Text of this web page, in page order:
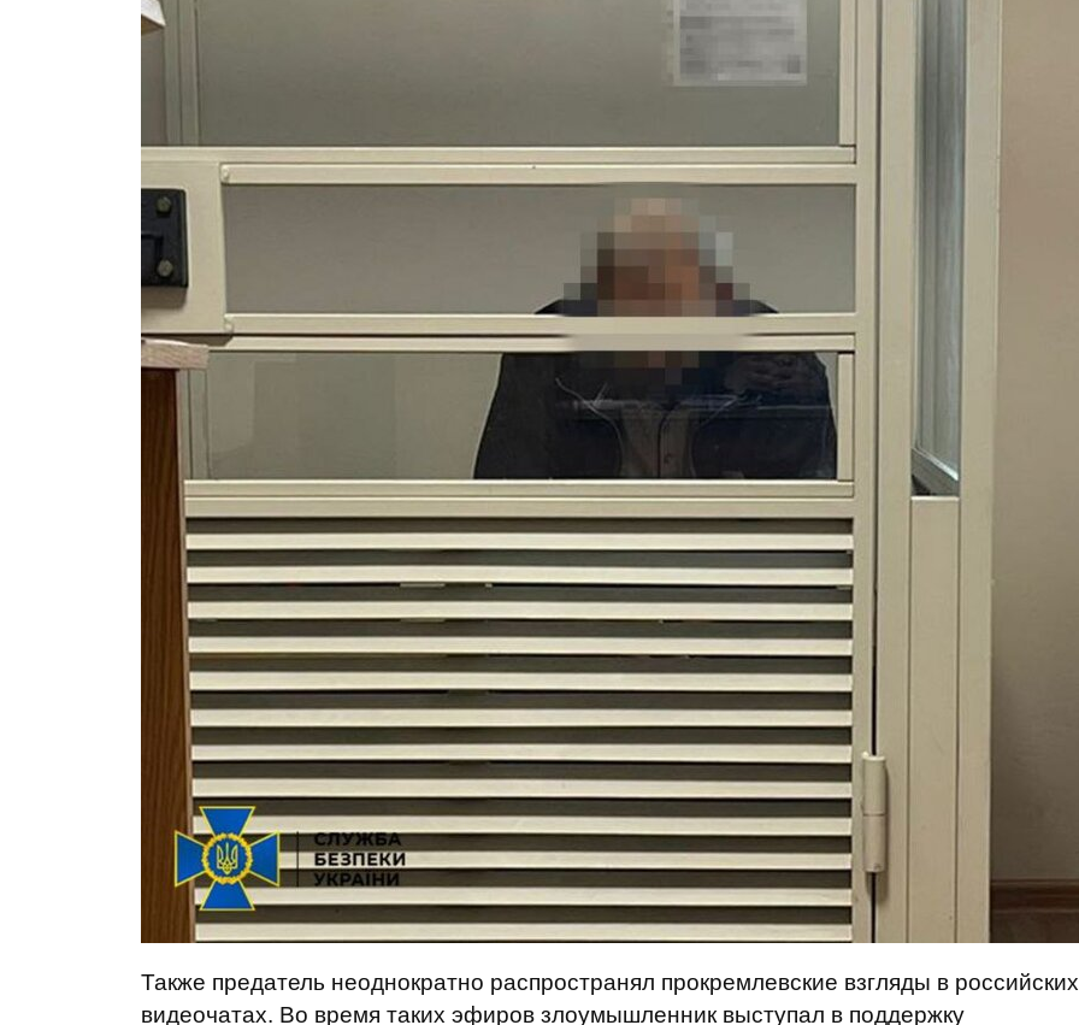
Также предатель неоднократно распространял прокремлевские взгляды в российских
видеочатах. Во время таких эфиров злоумышленник выступал в поддержку